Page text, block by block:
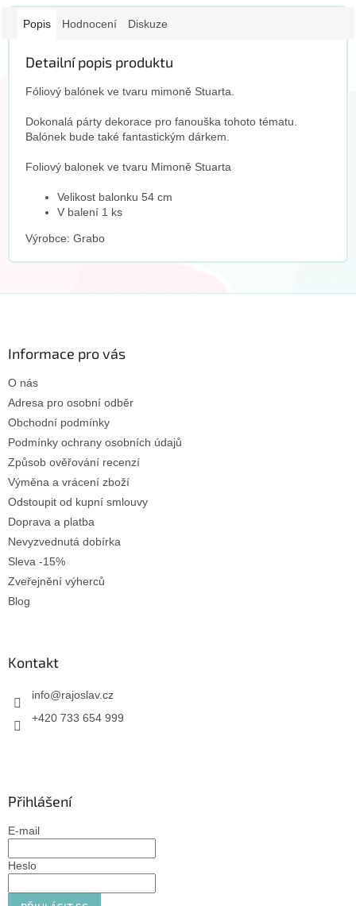
Popis Hodnocení Diskuze
Detailní popis produktu
Fóliový balónek ve tvaru mimoně Stuarta.
Dokonalá párty dekorace pro fanouška tohoto tématu.
Balónek bude také fantastickým dárkem.
Foliový balonek ve tvaru Mimoně Stuarta
Velikost balonku 54 cm
V balení 1 ks
Výrobce: Grabo
Informace pro vás
O nás
Adresa pro osobní odběr
Obchodní podmínky
Podmínky ochrany osobních údajů
Způsob ověřování recenzí
Výměna a vrácení zboží
Odstoupit od kupní smlouvy
Doprava a platba
Nevyzvednutá dobírka
Sleva -15%
Zveřejnění výherců
Blog
Kontakt
info@rajoslav.cz
+420 733 654 999
Přihlášení
E-mail
Heslo